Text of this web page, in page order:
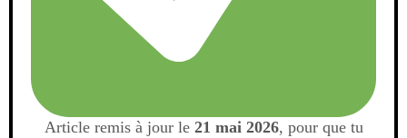
Article remis à jour le 21 mai 2026, pour que tu